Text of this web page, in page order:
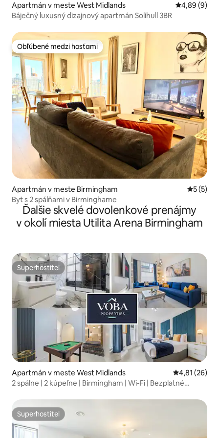
Apartmán v meste West Midlands Priemerné
4,89 (9)
Báječný luxusný dizajnový apartmán Solihull 3BR
Obľúbené medzi hosťami
Obľúbené medzi hosťami
Apartmán v meste Birmingham
5 (5)
Byt s 2 spálňami v Birminghame
Ďalšie skvelé dovolenkové prenájmy
v okolí miesta Utilita Arena Birmingham
Superhostiteľ
Superhostiteľ
Apartmán v meste West Midlands Priemerné
4,81 (26)
2 spálne | 2 kúpeľne | Birmingham | Wi-Fi | Bezplatné
Superhostiteľ
Superhostiteľ